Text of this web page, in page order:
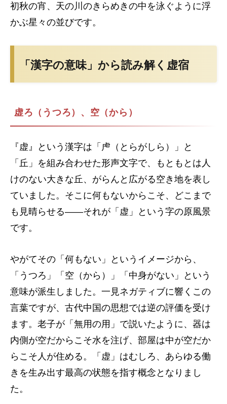
初秋の宵、天の川のきらめきの中を泳ぐように浮
かぶ星々の並びです。
「漢字の意味」から読み解く虚宿
虚ろ（うつろ）、空（から）
『虚』という漢字は「虍（とらがしら）」と
「丘」を組み合わせた形声文字で、もともとは人
けのない大きな丘、がらんと広がる空き地を表し
ていました。そこに何もないからこそ、どこまで
も見晴らせる——それが「虚」という字の原風景
です。
やがてその「何もない」というイメージから、
「うつろ」「空（から）」「中身がない」という
意味が派生しました。一見ネガティブに響くこの
言葉ですが、古代中国の思想では逆の評価を受け
ます。老子が「無用の用」で説いたように、器は
内側が空だからこそ水を注げ、部屋は中が空だか
らこそ人が住める。「虚」はむしろ、あらゆる働
きを生み出す最高の状態を指す概念となりまし
た。